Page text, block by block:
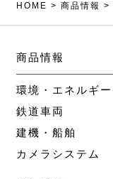
HOME > 商品情報 >
商品情報
環境・エネルギー
鉄道車両
建機・船舶
カメラシステム